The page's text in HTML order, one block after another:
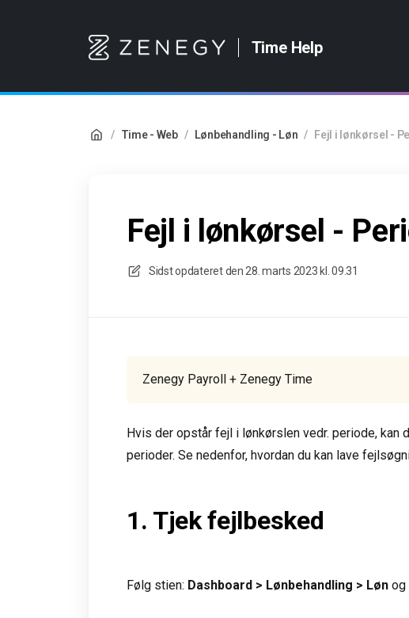
Time Help
/ Time - Web / Lønbehandling - Løn / Fejl i lønkørsel -
Fejl i lønkørsel -
Sidst opdateret den 28. marts 2023 kl. 09.31
Zenegy Payroll + Zenegy Time
Hvis der opstår fejl i lønkørslen vedr. periode,
perioder. Se nedenfor, hvordan du kan lave
1. Tjek fejlbesked
Følg stien: Dashboard > Lønbehandling > Løn og